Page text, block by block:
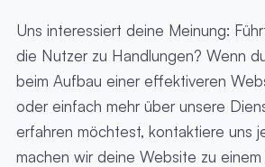
Uns interessiert deine Meinung:
die Nutzer zu Handlungen? Wenn
beim Aufbau einer effektiveren
oder einfach mehr über unsere
erfahren möchtest, kontaktiere uns
machen wir deine Website zu